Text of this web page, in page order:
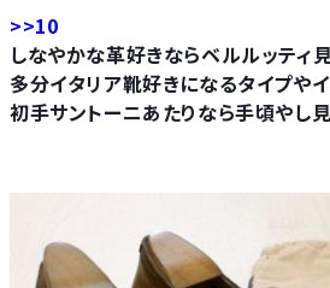
>>10
しなやかな革好きならベルルッティ
多分イタリア靴好きになるタイプや
初手サントーニあたりなら手頃やし